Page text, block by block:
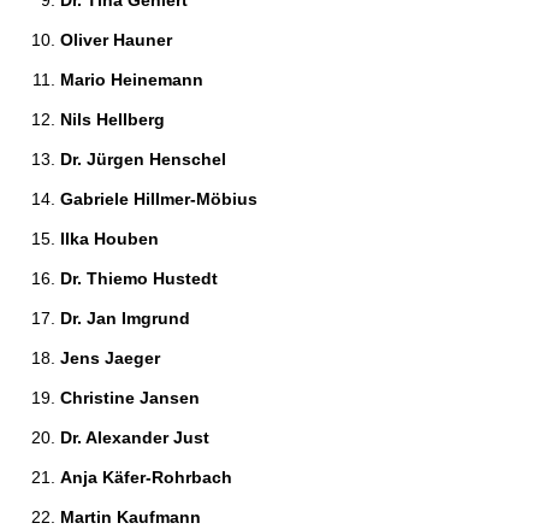
Oliver Hauner
Mario Heinemann
Nils Hellberg
Dr. Jürgen Henschel
Gabriele Hillmer-Möbius
Ilka Houben
Dr. Thiemo Hustedt
Dr. Jan Imgrund
Jens Jaeger
Christine Jansen
Dr. Alexander Just
Anja Käfer-Rohrbach
Martin Kaufmann